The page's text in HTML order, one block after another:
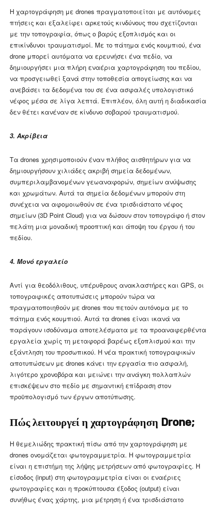
Η χαρτογράφηση με drones πραγματοποιείται με αυτόνομες
πτήσεις και εξαλείφει αρκετούς κινδύνους που σχετίζονται
με την τοπογραφία, όπως ο βαρύς εξοπλισμός και οι
επικίνδυνοι τραυματισμοί. Με το πάτημα ενός κουμπιού, ένα
drone μπορεί αυτόματα να ερευνήσει ένα πεδίο, να
δημιουργήσει μια πλήρη εναέρια χαρτογράφηση του πεδίου,
να προσγειωθεί ξανά στην τοποθεσία απογείωσης και να
ανεβάσει τα δεδομένα του σε ένα ασφαλές υπολογιστικό
νέφος μέσα σε λίγα λεπτά. Επιπλέον, όλη αυτή η διαδικασία
δεν θέτει κανέναν σε κίνδυνο σοβαρού τραυματισμού.
3. Ακρίβεια
Τα drones χρησιμοποιούν έναν πλήθος αισθητήρων για να
δημιουργήσουν χιλιάδες ακριβή σημεία δεδομένων,
συμπεριλαμβανομένων γεωαναφορών, σημείων ανύψωσης
και χρωμάτων. Αυτά τα σημεία δεδομένων μπορούν στη
συνέχεια να αφομοιωθούν σε ένα τρισδιάστατο νέφος
σημείων (3D Point Cloud) για να δώσουν στον τοπογράφο ή στον
πελάτη μια μοναδική προοπτική και άποψη του έργου ή του
πεδίου.
4. Μονό εργαλείο
Αντί για θεοδόλιθους, υπέρυθρους ανακλαστήρες και GPS, οι
τοπογραφικές αποτυπώσεις μπορούν τώρα να
πραγματοποιηθούν με drones που πετούν αυτόνομα με το
πάτημα ενός κουμπιού. Αυτά τα drones είναι ικανά να
παράγουν ισοδύναμα αποτελέσματα με τα προαναφερθέντα
εργαλεία χωρίς τη μεταφορά βαρέως εξοπλισμού και την
εξάντληση του προσωπικού. Η νέα πρακτική τοπογραφικών
αποτυπώσεων με drones κάνει την εργασία πιο ασφαλή,
λιγότερο χρονοβόρα και μειώνει την ανάγκη πολλαπλών
επισκέψεων στο πεδίο με σημαντική επίδραση στον
προϋπολογισμό των έργων αποτύπωσης.
Πώς λειτουργεί η χαρτογράφηση Drone;
Η θεμελιώδης πρακτική πίσω από την χαρτογράφηση με
drones ονομάζεται φωτογραμμετρία. Η φωτογραμμετρία
είναι η επιστήμη της λήψης μετρήσεων από φωτογραφίες. Η
είσοδος (input) στη φωτογραμμετρία είναι οι εναέριες
φωτογραφίες και η προκύπτουσα έξοδος (output) είναι
συνήθως ένας χάρτης, μια μέτρηση ή ένα τρισδιάστατο